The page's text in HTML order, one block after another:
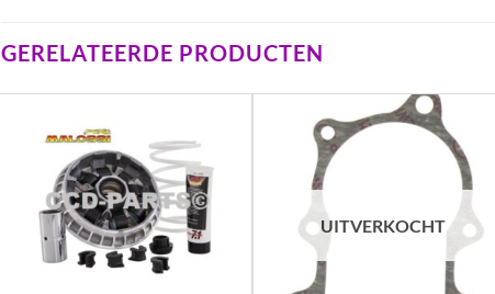
GERELATEERDE PRODUCTEN
UITVERKOCHT